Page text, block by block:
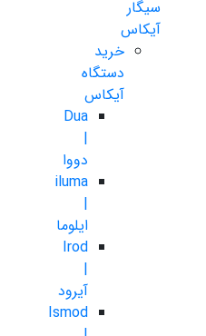
سیگار
آیکاس
خرید
دستگاه
آیکاس
Dua
|
دووا
iluma
|
ایلوما
Irod
|
آیرود
Ismod